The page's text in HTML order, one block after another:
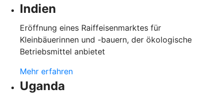
Indien
Eröffnung eines Raiffeisenmarktes für
Kleinbäuerinnen und -bauern, der ökologische
Betriebsmittel anbietet
Mehr erfahren
Uganda